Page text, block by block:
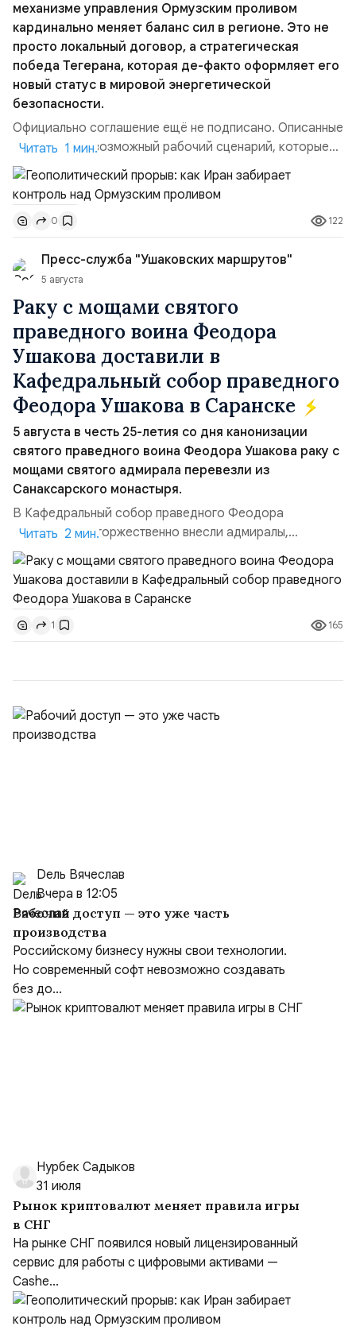
механизме управления Ормузским проливом
кардинально меняет баланс сил в регионе. Это не
просто локальный договор, а стратегическая
победа Тегерана, которая де-факто оформляет его
новый статус в мировой энергетической
безопасности.
Официально соглашение ещё не подписано. Описанные
пункты — это возможный рабочий сценарий, которые
скорее всего будут реализованы.Разбираем ключевые
тезисы и последствия этого соглашения:. 1. Новые
доли контроля (75 на 25). Было: Ранее Иран и Оман
контролировали пролив на паритетных началах —
50/50. Стало: Новое соглашение закрепляет за
Ираном...
Читать 1 мин.
0 122
Пресс-служба "Ушаковских маршрутов"
5 августа
Раку с мощами святого
праведного воина Феодора
Ушакова доставили в
Кафедральный собор праведного
Феодора Ушакова в Саранске
5 августа в честь 25-летия со дня канонизации
святого праведного воина Феодора Ушакова раку с
мощами святого адмирала перевезли из
Санаксарского монастыря.
В Кафедральный собор праведного Феодора
Ушакова раку торжественно внесли адмиралы,
участвовавшие в канонизации святого праведного
воина Феодора Ушакова 25 лет назад:Адмирал
Владимир Прокофьевич Валуев, командующий
Балтийским флотом ВМФ России (2001–2006
гг.);Адмирал Владимир Петрович Комоедов,
командующий Черноморским флотом ВМФ России
Читать 2 мин.
1 165
Dель Вячеслав
Вчера в 12:05
Рабочий доступ — это уже часть
производства
Российскому бизнесу нужны свои технологии.
Но современный софт невозможно создавать
без до...
Нурбек Садыков
31 июля
Рынок криптовалют меняет правила игры
в СНГ
На рынке СНГ появился новый лицензированный
сервис для работы с цифровыми активами —
Cashe...